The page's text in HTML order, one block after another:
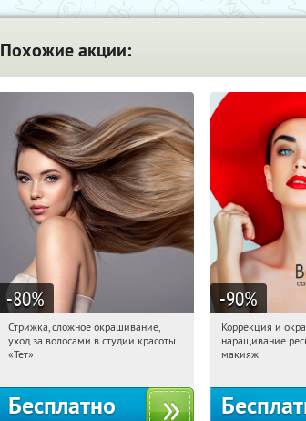
Похожие акции:
-80%
01:41:24 Получили:
Чистые пруды
Стрижка, сложное окрашивание,
уход за волосами в студии красоты
«Тет»
Бесплатно
-90%
01:41:24
Нахимовский
Коррекция и
наращивание
макияж